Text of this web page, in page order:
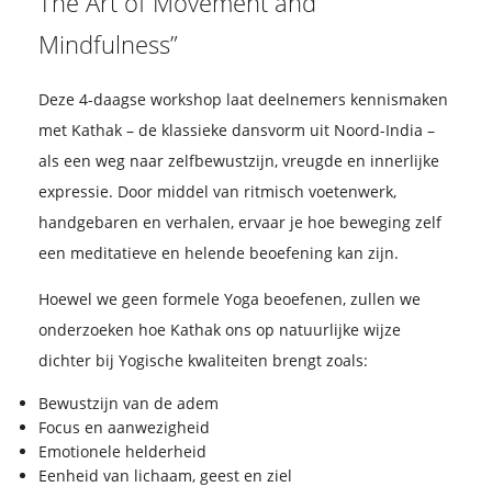
Mindfulness”
Deze 4-daagse workshop laat deelnemers kennismaken
met Kathak – de klassieke dansvorm uit Noord-India –
als een weg naar zelfbewustzijn, vreugde en innerlijke
expressie. Door middel van ritmisch voetenwerk,
handgebaren en verhalen, ervaar je hoe beweging zelf
een meditatieve en helende beoefening kan zijn.
Hoewel we geen formele Yoga beoefenen, zullen we
onderzoeken hoe Kathak ons op natuurlijke wijze
dichter bij Yogische kwaliteiten brengt zoals:
Bewustzijn van de adem
Focus en aanwezigheid
Emotionele helderheid
Eenheid van lichaam, geest en ziel